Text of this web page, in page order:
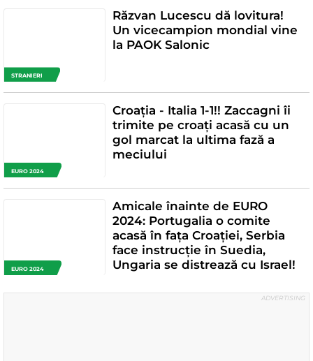
STRANIERI
Răzvan Lucescu dă lovitura!
Un vicecampion mondial vine
la PAOK Salonic
EURO 2024
Croația - Italia 1-1!! Zaccagni îi
trimite pe croați acasă cu un
gol marcat la ultima fază a
meciului
EURO 2024
Amicale înainte de EURO
2024: Portugalia o comite
acasă în fața Croației, Serbia
face instrucție în Suedia,
Ungaria se distrează cu Israel!